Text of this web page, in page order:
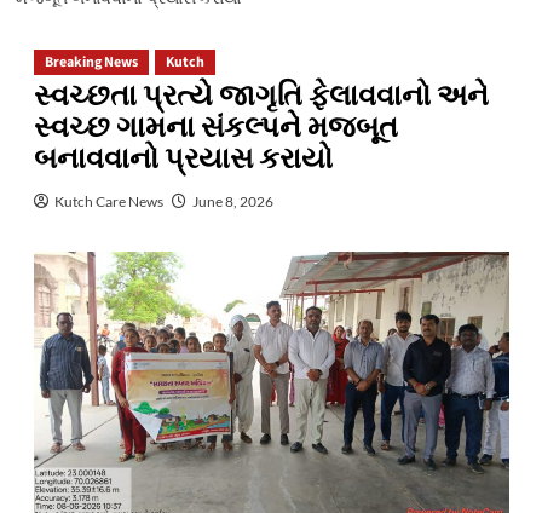
Breaking News Kutch
સ્વચ્છતા પ્રત્યે જાગૃતિ ફેલાવવાનો અને
સ્વચ્છ ગામના સંકલ્પને મજબૂત
બનાવવાનો પ્રયાસ કરાયો
Kutch Care News June 8, 2026